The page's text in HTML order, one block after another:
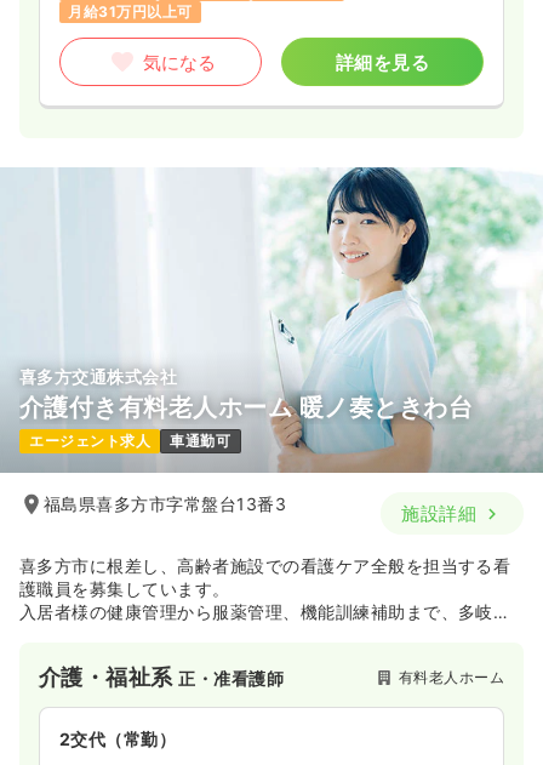
月給31万円以上可
気になる 詳細を見る
喜多方交通株式会社
介護付き有料老人ホーム 暖ノ奏ときわ台
エージェント求人 車通勤可
福島県喜多方市字常盤台13番3 施設詳細
喜多方市に根差し、高齢者施設での看護ケア全般を担当する看
護職員を募集しています。
入居者様の健康管理から服薬管理、機能訓練補助まで、多岐に
り、長期的にキャリアを築ける環境です。
介護・福祉系正・准看護師 有料老人ホーム
2交代（常勤）